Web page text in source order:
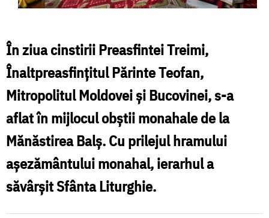
În ziua cinstirii Preasfintei Treimi,
Înaltpreasfințitul Părinte Teofan,
Mitropolitul Moldovei și Bucovinei, s-a
aflat în mijlocul obștii monahale de la
Mănăstirea Balș. Cu prilejul hramului
așezământului monahal, ierarhul a
săvârșit Sfânta Liturghie.